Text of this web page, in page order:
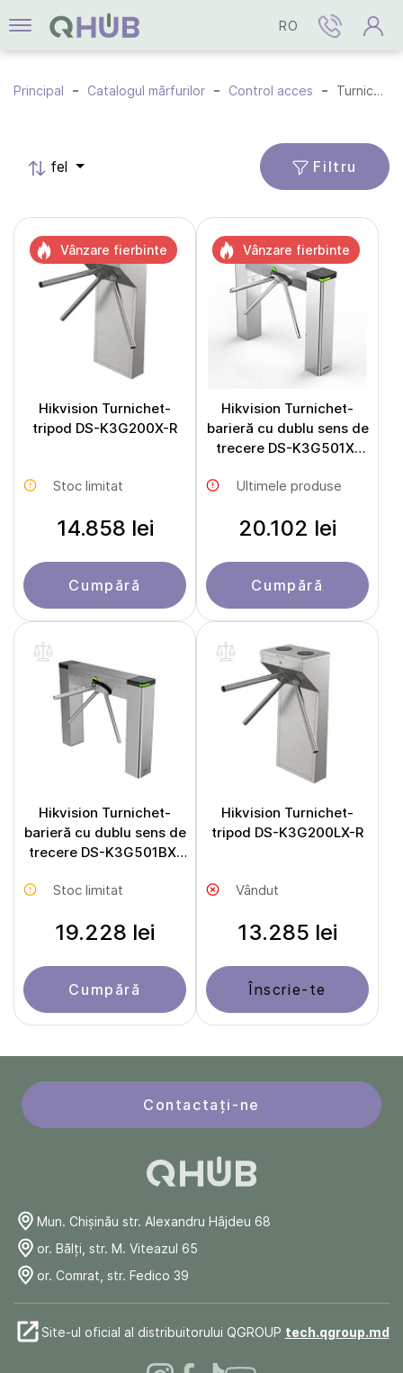
RO
Principal Catalogul mărfurilor Control acces Turnichete
fel Filtru
Hikvision Turnichet-
tripod DS-K3G200X-R
Stoc limitat
14.858 lei
Cumpără
Vânzare fierbinte
Hikvision Turnichet-
barieră cu dublu sens de
trecere DS-K3G501X-
Ultimele produse
20.102 lei
Cumpără
Vânzare fierbinte
Hikvision Turnichet-
barieră cu dublu sens de
trecere DS-K3G501BX-
Stoc limitat
19.228 lei
Cumpără
Hikvision Turnichet-
tripod DS-K3G200LX-R
Vândut
13.285 lei
Înscrie-te
Contactați-ne
Mun. Chişinău str. Alexandru Hâjdeu 68
or. Bălți, str. M. Viteazul 65
or. Comrat, str. Fedico 39
Site-ul oficial al distribuitorului QGROUP tech.qgroup.md